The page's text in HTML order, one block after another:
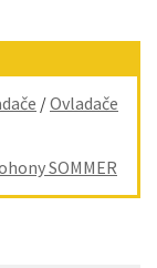
/Ovladače
SOMMER